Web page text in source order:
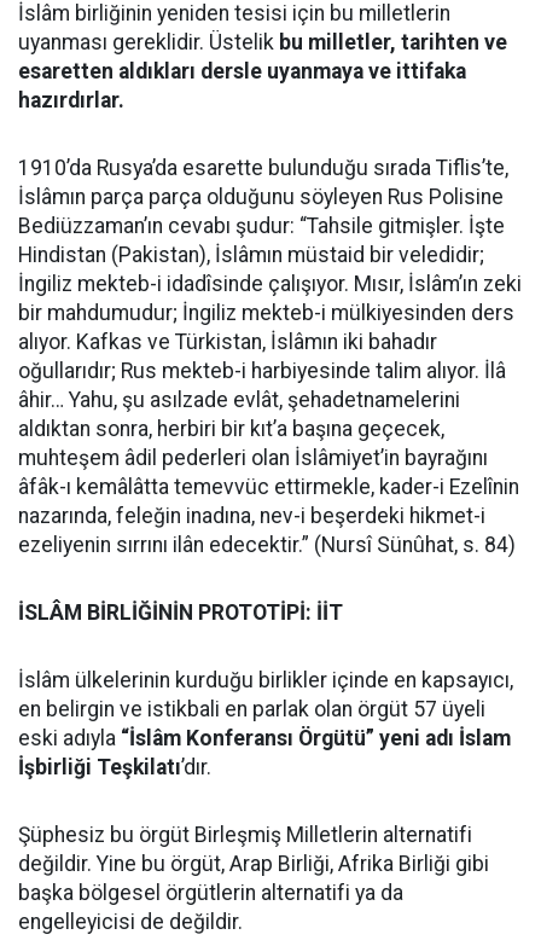
İslâm birliğinin yeniden tesisi için bu milletlerin
uyanması gereklidir. Üstelik bu milletler, tarihten ve
esaretten aldıkları dersle uyanmaya ve ittifaka
hazırdırlar.
1910’da Rusya’da esarette bulunduğu sırada Tiflis’te,
İslâmın parça parça olduğunu söyleyen Rus Polisine
Bediüzzaman’ın cevabı şudur: “Tahsile gitmişler. İşte
Hindistan (Pakistan), İslâmın müstaid bir veledidir;
İngiliz mekteb-i idadîsinde çalışıyor. Mısır, İslâm’ın zeki
bir mahdumudur; İngiliz mekteb-i mülkiyesinden ders
alıyor. Kafkas ve Türkistan, İslâmın iki bahadır
oğullarıdır; Rus mekteb-i harbiyesinde talim alıyor. İlâ
âhir… Yahu, şu asılzade evlât, şehadetnamelerini
aldıktan sonra, herbiri bir kıt’a başına geçecek,
muhteşem âdil pederleri olan İslâmiyet’in bayrağını
âfâk-ı kemâlâtta temevvüc ettirmekle, kader-i Ezelînin
nazarında, feleğin inadına, nev-i beşerdeki hikmet-i
ezeliyenin sırrını ilân edecektir.” (Nursî Sünûhat, s. 84)
İSLÂM BİRLİĞİNİN PROTOTİPİ: İİT
İslâm ülkelerinin kurduğu birlikler içinde en kapsayıcı,
en belirgin ve istikbali en parlak olan örgüt 57 üyeli
eski adıyla “İslâm Konferansı Örgütü” yeni adı İslam
İşbirliği Teşkilatı’dır.
Şüphesiz bu örgüt Birleşmiş Milletlerin alternatifi
değildir. Yine bu örgüt, Arap Birliği, Afrika Birliği gibi
başka bölgesel örgütlerin alternatifi ya da
engelleyicisi de değildir.